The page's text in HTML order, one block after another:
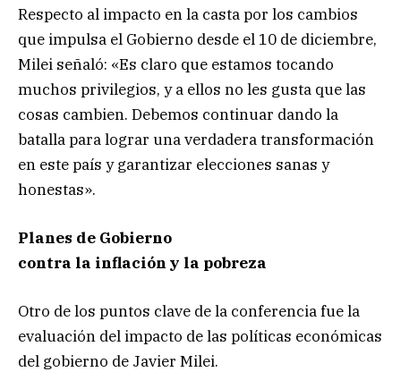
Respecto al impacto en la casta por los cambios
que impulsa el Gobierno desde el 10 de diciembre,
Milei señaló: «Es claro que estamos tocando
muchos privilegios, y a ellos no les gusta que las
cosas cambien. Debemos continuar dando la
batalla para lograr una verdadera transformación
en este país y garantizar elecciones sanas y
honestas».
Planes de Gobierno
contra la inflación y la pobreza
Otro de los puntos clave de la conferencia fue la
evaluación del impacto de las políticas económicas
del gobierno de Javier Milei.